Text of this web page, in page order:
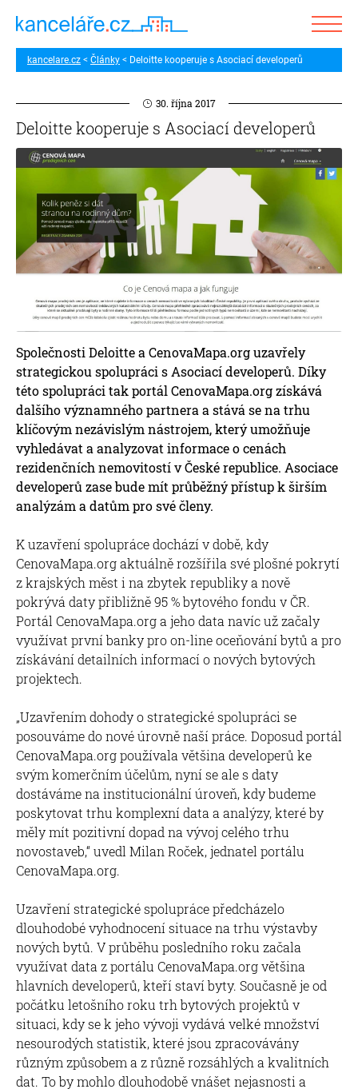
kancelare.cz Články Deloitte kooperuje s Asociací developerů
30. října 2017
Deloitte kooperuje s Asociací developerů
Společnosti Deloitte a CenovaMapa.org uzavřely
strategickou spolupráci s Asociací developerů. Díky
této spolupráci tak portál CenovaMapa.org získává
dalšího významného partnera a stává se na trhu
klíčovým nezávislým nástrojem, který umožňuje
vyhledávat a analyzovat informace o cenách
rezidenčních nemovitostí v České republice. Asociace
developerů zase bude mít průběžný přístup k širším
analýzám a datům pro své členy.
K uzavření spolupráce dochází v době, kdy
CenovaMapa.org aktuálně rozšířila své plošné pokrytí
z krajských měst i na zbytek republiky a nově
pokrývá daty přibližně 95 % bytového fondu v ČR.
Portál CenovaMapa.org a jeho data navíc už začaly
využívat první banky pro on-line oceňování bytů a pro
získávání detailních informací o nových bytových
projektech.
„Uzavřením dohody o strategické spolupráci se
posouváme do nové úrovně naší práce. Doposud portál
CenovaMapa.org používala většina developerů ke
svým komerčním účelům, nyní se ale s daty
dostáváme na institucionální úroveň, kdy budeme
poskytovat trhu komplexní data a analýzy, které by
měly mít pozitivní dopad na vývoj celého trhu
novostaveb,“ uvedl Milan Roček, jednatel portálu
CenovaMapa.org.
Uzavření strategické spolupráce předcházelo
dlouhodobé vyhodnocení situace na trhu výstavby
nových bytů. V průběhu posledního roku začala
využívat data z portálu CenovaMapa.org většina
hlavních developerů, kteří staví byty. Současně je od
počátku letošního roku trh bytových projektů v
situaci, kdy se k jeho vývoji vydává velké množství
nesourodých statistik, které jsou zpracovávány
různým způsobem a z různě rozsáhlých a kvalitních
dat. To by mohlo dlouhodobě vnášet nejasnosti a